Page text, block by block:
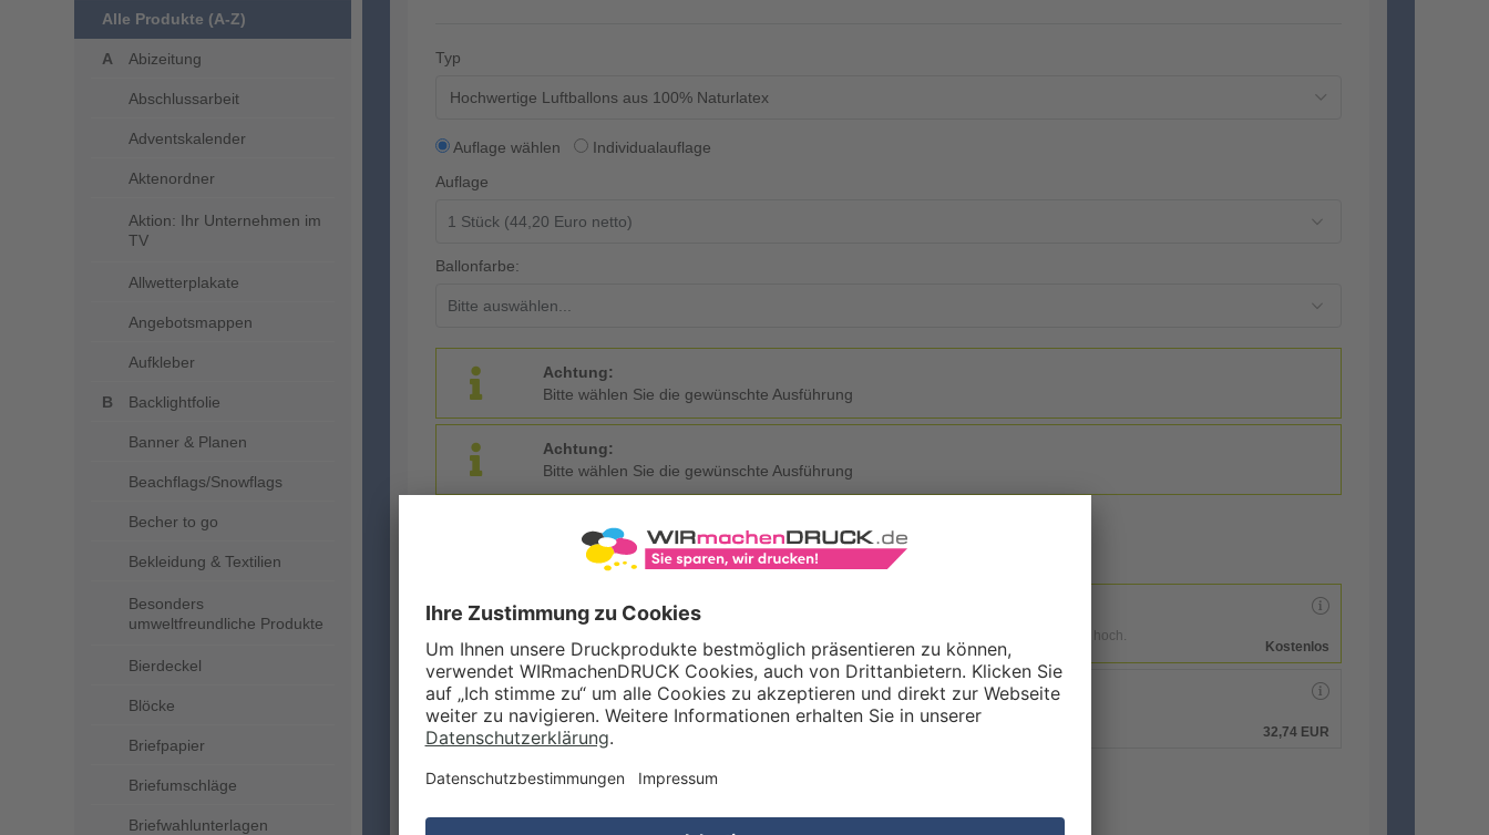
Alle Produkte (A-Z)
Abizeitung
Abschlussarbeit
Adventskalender
Aktenordner
Aktion: Ihr Unternehmen im
TV
Allwetterplakate
Angebotsmappen
Aufkleber
Backlightfolie
Banner & Planen
Beachflags/Snowflags
Becher to go
Bekleidung & Textilien
Besonders
umweltfreundliche Produkte
Bierdeckel
Blöcke
Briefpapier
Briefumschläge
Briefwahlunterlagen
Typ
Hochwertige Luftballons aus 100% Naturlatex
Auflage wählen
Individualauflage
Auflage
Ballonfarbe:
Achtung:
Bitte wählen Sie die gewünschte Ausführung
Achtung:
Bitte wählen Sie die gewünschte Ausführung
Eigene Druckdaten
Laden Sie im Warenkorb oder nach Abschluss der Bestellung Ihre eigenen Druckdaten hoch.
Kostenlos
Gestaltungsservice
Unser Kreativteam gestaltet Druckdaten, Logos etc. nach Ihren Wünschen.
32,74 EUR